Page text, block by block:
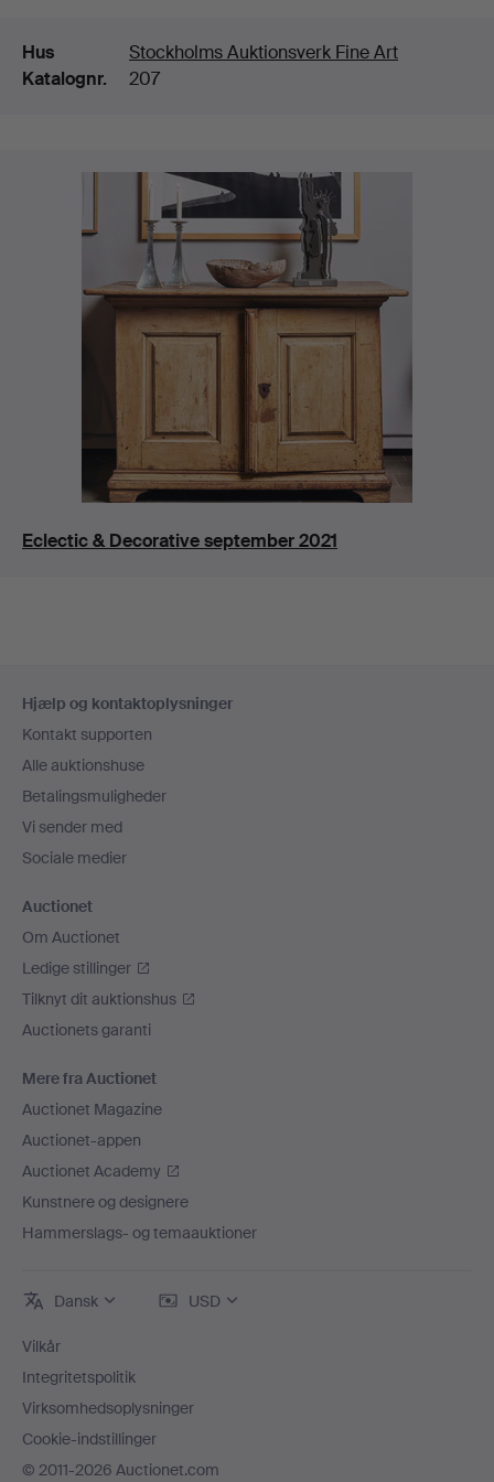
Detaljer
Hus
Stockholms Auktionsverk Fine Art
Katalognr.
207
Eclectic & Decorative september 2021
Hjælp og kontaktoplysninger
Kontakt supporten
Alle auktionshuse
Betalingsmuligheder
Vi sender med
Sociale medier
Auctionet
Om Auctionet
Ledige stillinger
Tilknyt dit auktionshus
Auctionets garanti
Mere fra Auctionet
Auctionet Magazine
Auctionet-appen
Auctionet Academy
Kunstnere og designere
Hammerslags- og temaauktioner
Dansk USD
Vilkår
Integritetspolitik
Virksomhedsoplysninger
Cookie-indstillinger
© 2011-2026 Auctionet.com